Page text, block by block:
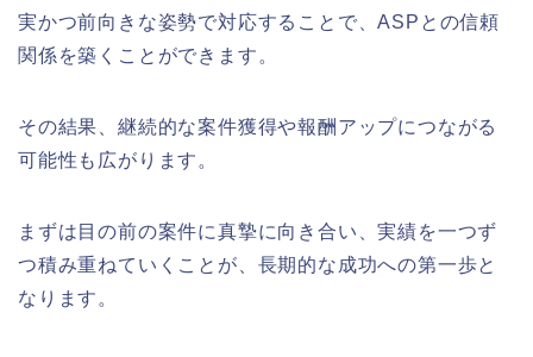
実かつ前向きな姿勢で対応することで、ASPとの信頼
関係を築くことができます。
その結果、継続的な案件獲得や報酬アップにつながる
可能性も広がります。
まずは目の前の案件に真摯に向き合い、実績を一つず
つ積み重ねていくことが、長期的な成功への第一歩と
なります。